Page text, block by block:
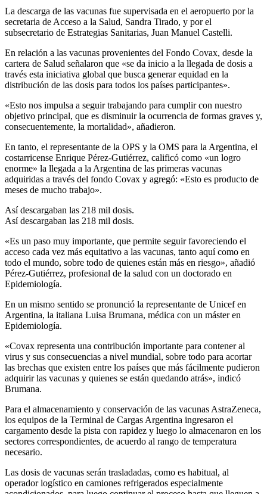
La descarga de las vacunas fue supervisada en el aeropuerto por la
secretaria de Acceso a la Salud, Sandra Tirado, y por el
subsecretario de Estrategias Sanitarias, Juan Manuel Castelli.
En relación a las vacunas provenientes del Fondo Covax, desde la
cartera de Salud señalaron que «se da inicio a la llegada de dosis a
través esta iniciativa global que busca generar equidad en la
distribución de las dosis para todos los países participantes».
«Esto nos impulsa a seguir trabajando para cumplir con nuestro
objetivo principal, que es disminuir la ocurrencia de formas graves y,
consecuentemente, la mortalidad», añadieron.
En tanto, el representante de la OPS y la OMS para la Argentina, el
costarricense Enrique Pérez-Gutiérrez, calificó como «un logro
enorme» la llegada a la Argentina de las primeras vacunas
adquiridas a través del fondo Covax y agregó: «Esto es producto de
meses de mucho trabajo».
Así descargaban las 218 mil dosis.
Así descargaban las 218 mil dosis.
«Es un paso muy importante, que permite seguir favoreciendo el
acceso cada vez más equitativo a las vacunas, tanto aquí como en
todo el mundo, sobre todo de quienes están más en riesgo», añadió
Pérez-Gutiérrez, profesional de la salud con un doctorado en
Epidemiología.
En un mismo sentido se pronunció la representante de Unicef en
Argentina, la italiana Luisa Brumana, médica con un máster en
Epidemiología.
«Covax representa una contribución importante para contener al
virus y sus consecuencias a nivel mundial, sobre todo para acortar
las brechas que existen entre los países que más fácilmente pudieron
adquirir las vacunas y quienes se están quedando atrás», indicó
Brumana.
Para el almacenamiento y conservación de las vacunas AstraZeneca,
los equipos de la Terminal de Cargas Argentina ingresaron el
cargamento desde la pista con rapidez y luego lo almacenaron en los
sectores correspondientes, de acuerdo al rango de temperatura
necesario.
Las dosis de vacunas serán trasladadas, como es habitual, al
operador logístico en camiones refrigerados especialmente